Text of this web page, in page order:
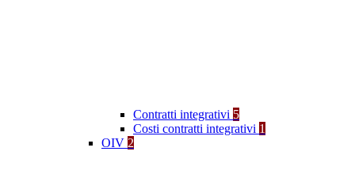
Contratti integrativi 5
Costi contratti integrativi 1
OIV 2